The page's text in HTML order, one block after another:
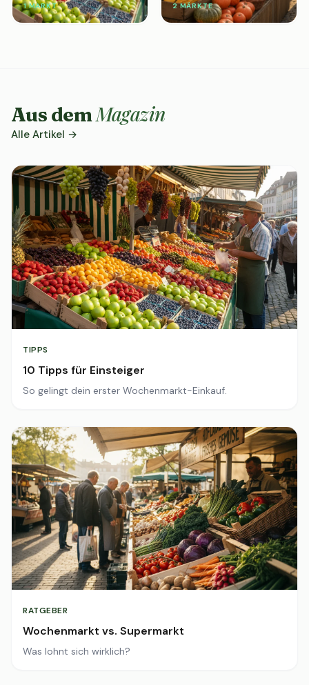
1 MARKT 2 MÄRKTE
Aus demMagazin
Alle Artikel →
TIPPS
10 Tipps für Einsteiger
So gelingt dein erster Wochenmarkt-Einkauf.
RATGEBER
Wochenmarkt vs. Supermarkt
Was lohnt sich wirklich?